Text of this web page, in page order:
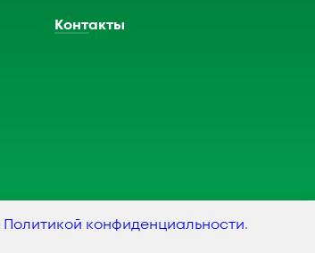
Контакты
Политикой конфиденциальности.